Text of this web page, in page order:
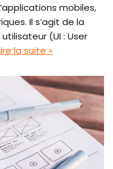
mobiles,
Il s’agit de la
(UI : User
la suite »